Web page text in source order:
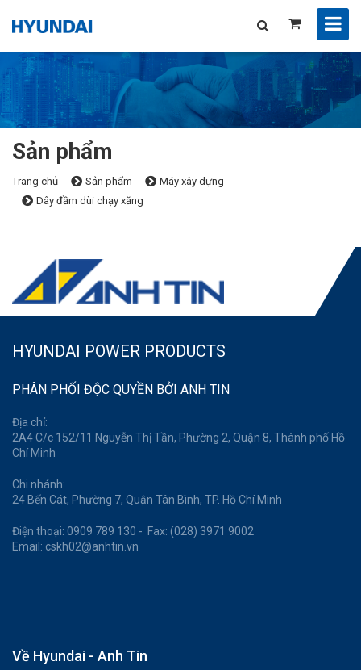
Sản phẩm
Trang chủ Sản phẩm
Máy xây dựng
Dây đầm dùi chạy xăng
HYUNDAI POWER PRODUCTS
PHÂN PHỐI ĐỘC QUYỀN BỞI ANH TIN
Địa chỉ:
2A4 C/c 152/11 Nguyễn Thị Tần, Phường 2, Quận 8, Thành phố Hồ
Chí Minh
Chi nhánh:
24 Bến Cát, Phường 7, Quận Tân Bình, TP. Hồ Chí Minh
Điện thoại: 0909 789 130 - Fax: (028) 3971 9002
Email: cskh02@anhtin.vn
Về Hyundai - Anh Tin